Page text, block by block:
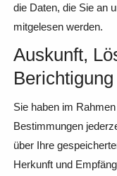
die Daten, die Sie an
mitgelesen werden.
Auskunft,
Berichtigung
Sie haben im
Bestimmungen
über Ihre
Herkunft und